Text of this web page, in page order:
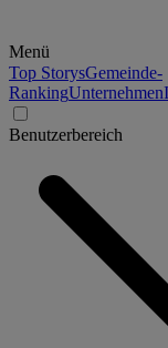
Menü
Top StorysGemeinde-
RankingUnternehmen
Benutzerbereich